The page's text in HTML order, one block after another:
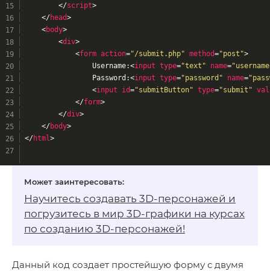
</script>
</head>
<body>
<div>
<form action="/submit.php" method="post">
                Username:
<input type="text" name=
                Password:
<input type="password" name=
<input id="submitButton" type="submit"
</form>
</div>
</body>
</html >
Научитесь создавать 3D-персонажей и
погрузитесь в мир 3D-графики на курсах
по созданию 3D-персонажей!
Данный код создает простейшую форму с двумя